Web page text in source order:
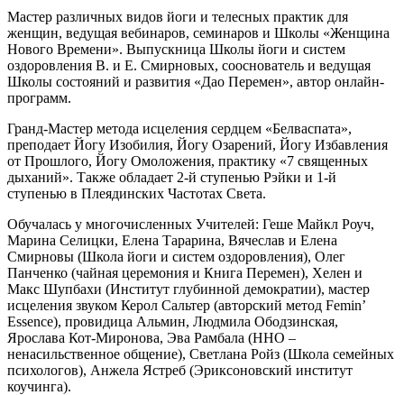
Мастер различных видов йоги и телесных практик для
женщин, ведущая вебинаров, семинаров и Школы «Женщина
Нового Времени». Выпускница Школы йоги и систем
оздоровления В. и Е. Смирновых, сооснователь и ведущая
Школы состояний и развития «Дао Перемен», автор онлайн-
программ.
Гранд-Мастер метода исцеления сердцем «Белваспата»,
преподает Йогу Изобилия, Йогу Озарений, Йогу Избавления
от Прошлого, Йогу Омоложения, практику «7 священных
дыханий». Также обладает 2-й ступенью Рэйки и 1-й
ступенью в Плеядинских Частотах Света.
Обучалась у многочисленных Учителей: Геше Майкл Роуч,
Марина Селицки, Елена Тарарина, Вячеслав и Елена
Смирновы (Школа йоги и систем оздоровления), Олег
Панченко (чайная церемония и Книга Перемен), Хелен и
Макс Шупбахи (Институт глубинной демократии), мастер
исцеления звуком Керол Сальтер (авторский метод Femin’
Essence), провидица Альмин, Людмила Ободзинская,
Ярослава Кот-Миронова, Эва Рамбала (ННО –
ненасильственное общение), Светлана Ройз (Школа семейных
психологов), Анжела Ястреб (Эриксоновский институт
коучинга).